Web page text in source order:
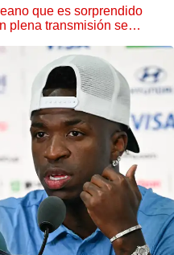
que es sorprendido
plena transmisión se